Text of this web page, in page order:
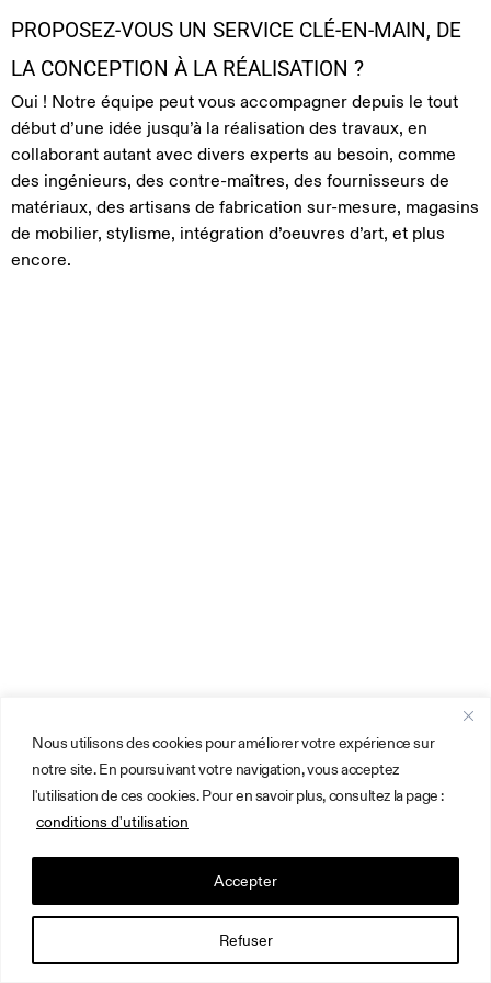
Nous utilisons des cookies pour améliorer votre expérience sur
notre site. En poursuivant votre navigation, vous acceptez
l'utilisation de ces cookies. Pour en savoir plus, consultez la page :
conditions d'utilisation
Refuser
Accepter
PROPOSEZ-VOUS UN SERVICE CLÉ-EN-MAIN, DE
LA CONCEPTION À LA RÉALISATION ?
Oui ! Notre équipe peut vous accompagner depuis le tout
début d’une idée jusqu’à la réalisation des travaux, en
collaborant autant avec divers experts au besoin, comme
des ingénieurs, des contre-maîtres, des fournisseurs de
matériaux, des artisans de fabrication sur-mesure, magasins
de mobilier, stylisme, intégration d’oeuvres d’art, et plus
encore.
Français